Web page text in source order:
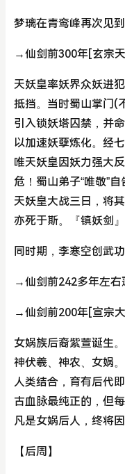
梦璃在青鸾峰再次见到
→仙剑前300年[玄宗
天妖皇率妖界众妖进
抵挡。当时蜀山掌门(
引入锁妖塔囚禁，并
以加速妖孽炼化。经
唯天妖皇因妖力强大
危！蜀山弟子“唯敬”
天妖皇大战三日，将
亦死于斯。『镇妖剑
同时期，李寒空创武
→仙剑前242多年左右
→仙剑前200年[宣宗
女娲族后裔紫萱诞生
神伏羲、神农、女娲
人类结合，育有后代
古血脉最纯正的，但
凡是女娲后人，终将
【后周】